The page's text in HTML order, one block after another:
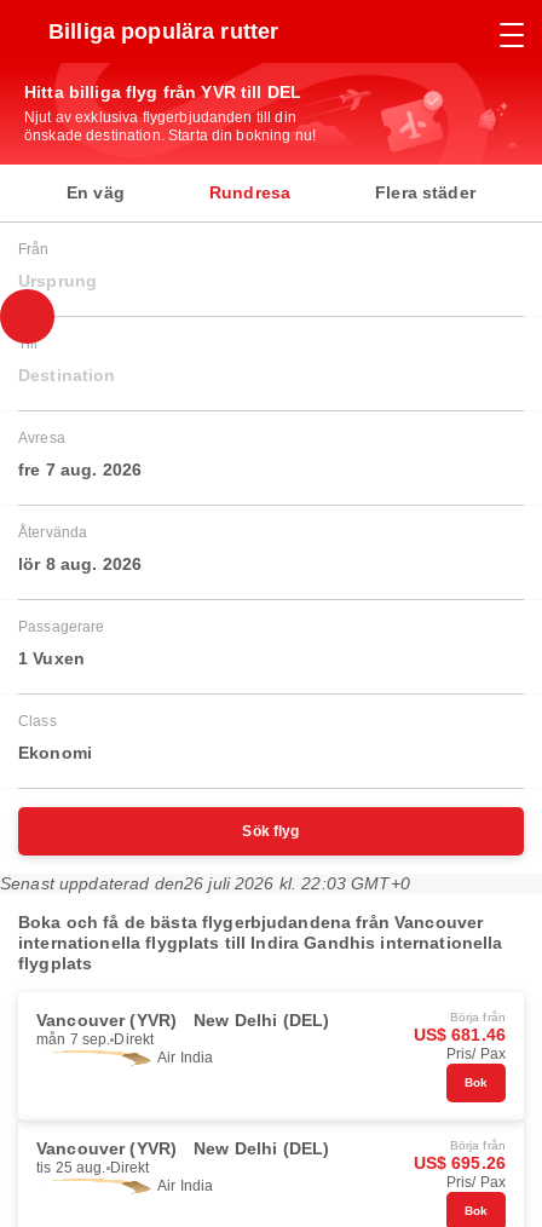
Billiga populära rutter
Hitta billiga flyg från YVR till DEL
Njut av exklusiva flygerbjudanden till din
önskade destination. Starta din bokning nu!
En väg Rundresa Flera städer
Från
Ursprung
Till
Destination
Avresa
fre 7 aug. 2026
Återvända
lör 8 aug. 2026
Passagerare
1 Vuxen
Class
Ekonomi
Sök flyg
Senast uppdaterad den26 juli 2026 kl. 22:03 GMT+0
Boka och få de bästa flygerbjudandena från Vancouver
internationella flygplats till Indira Gandhis internationella
flygplats
Vancouver (YVR) New Delhi (DEL)
mån 7 sep. Direkt
Air India
Börja från
US$ 681.46
Pris/ Pax
Bok
Vancouver (YVR) New Delhi (DEL)
tis 25 aug. Direkt
Air India
Börja från
US$ 695.26
Pris/ Pax
Bok